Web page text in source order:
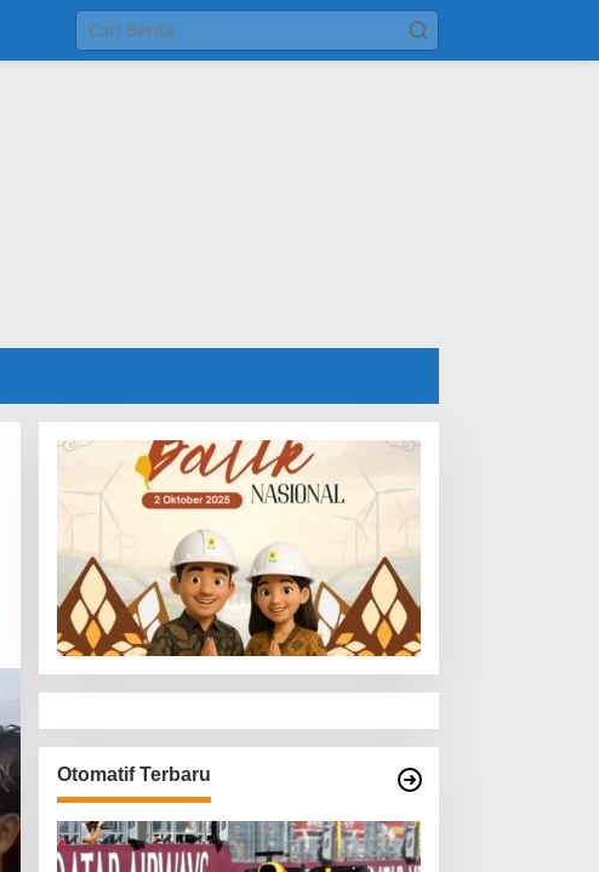
Otomatif Terbaru